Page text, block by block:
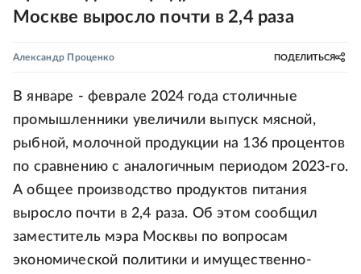
Москве выросло почти в 2,4 раза
Александр Проценко ПОДЕЛИТЬСЯ
В январе - феврале 2024 года столичные
промышленники увеличили выпуск мясной,
рыбной, молочной продукции на 136 процентов
по сравнению с аналогичным периодом 2023-го.
А общее производство продуктов питания
выросло почти в 2,4 раза. Об этом сообщил
заместитель мэра Москвы по вопросам
экономической политики и имущественно-